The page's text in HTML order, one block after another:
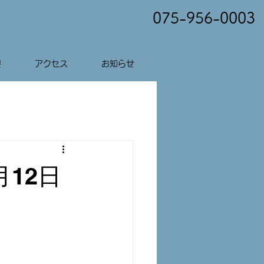
075-956-0003
アクセス お知らせ
12日